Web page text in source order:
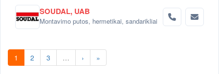
SOUDAL, UAB
Montavimo putos, hermetikai, sandarikliai
1 2 3 … › »